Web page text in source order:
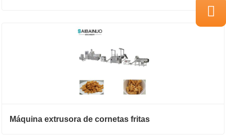
Máquina extrusora de cornetas fritas